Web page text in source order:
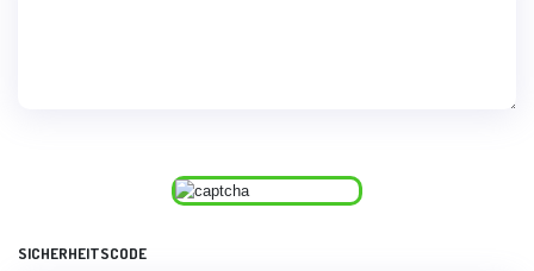
SICHERHEITSCODE